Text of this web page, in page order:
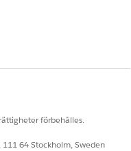
förbehålles.
111 64 Stockholm, Sweden